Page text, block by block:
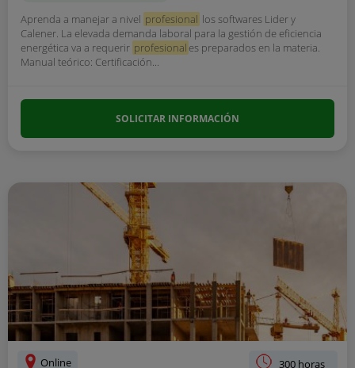
Aprenda a manejar a nivel profesional los softwares Lider y
Calener. La elevada demanda laboral para la gestión de eficiencia
energética va a requerir profesional es preparados en la materia.
Manual teórico: Certificación...
SOLICITAR INFORMACIÓN
Online 300 horas